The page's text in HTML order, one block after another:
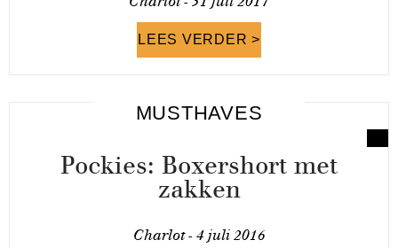
LEES VERDER >
MUSTHAVES
Pockies: Boxershort met
zakken
Charlot - 4 juli 2016